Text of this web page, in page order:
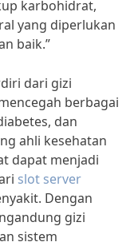
karbohidrat,
yang diperlukan
baik.”
dari gizi
berbagai
dan
ahli kesehatan
dapat menjadi
slot server
Dengan
gizi
sistem